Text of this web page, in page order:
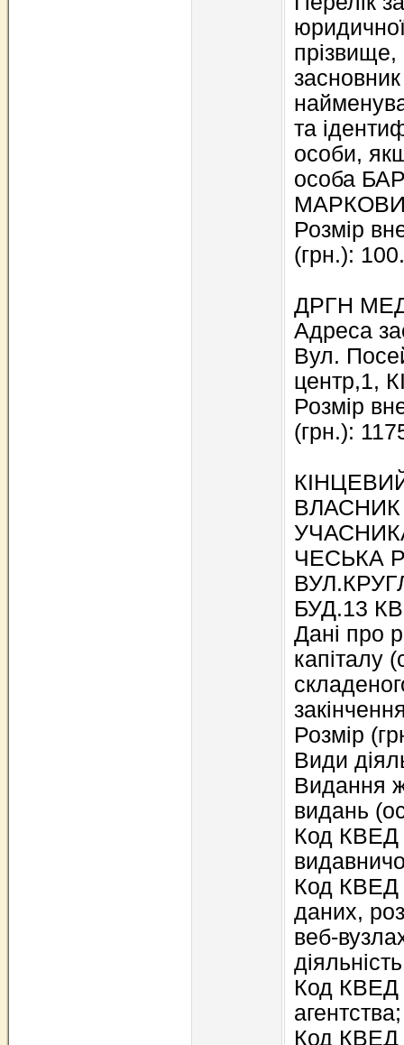
прізвище,
та
особи,
особа
Розмір
(грн.):
ДРГН
Адреса
Вул.
центр,1,
Розмір
(грн.):
ЧЕСЬКА
БУД.13
Дані про
капіталу
Розмір
Види
Видання
видань
Код КВЕД
Код КВЕД
даних,
веб-
Код КВЕД
агентства;
Код КВЕД